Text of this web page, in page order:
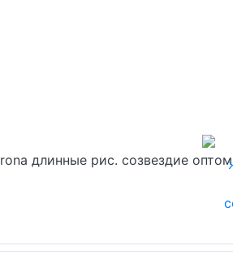
длинные рис. созвездие оптом